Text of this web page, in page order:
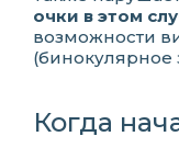
очки в этом
возможности
(бинокулярное
Когда